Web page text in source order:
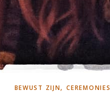
BEWUST ZIJN,CEREMONIES